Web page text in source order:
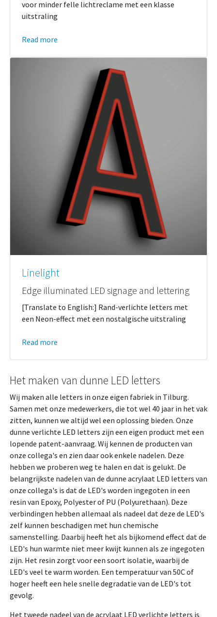
voor minder felle lichtreclame met een klasse
uitstraling
Read more
Linelight
Edge illuminated LED signage and lettering
[Translate to English:] Rand-verlichte letters met
een Neon-effect met een nostalgische uitstraling
Read more
Het maken van dunne LED letters
Wij maken alle letters in onze eigen fabriek in Tilburg.
Samen met onze medewerkers, die tot wel 40 jaar in het vak
zitten, kunnen we altijd wel een oplossing bieden. Onze
dunne verlichte LED letters zijn een eigen product met een
lopende patent-aanvraag. Wij kennen de producten van
onze collega's en zien daar ook enkele nadelen. Deze
hebben we proberen weg te halen en dat is gelukt. De
belangrijkste nadelen van de dunne acrylaat LED letters van
onze collega's is dat de LED's worden ingegoten in een
resin van Epoxy, Polyester of PU (Polyurethaan). Deze
verbindingen hebben allemaal als nadeel dat deze de LED's
zelf kunnen beschadigen met hun chemische
samenstelling. Daarbij heeft het als bijkomend effect dat de
LED's hun warmte niet meer kwijt kunnen als ze ingegoten
zijn. Het resin zorgt voor een soort isolatie, waarbij de
LED's veel te warm worden. Een temperatuur van 50C of
hoger heeft een hele snelle degradatie van de LED's tot
gevolg.
Het tweede nadeel van de acrylaat LED verlichte letters is